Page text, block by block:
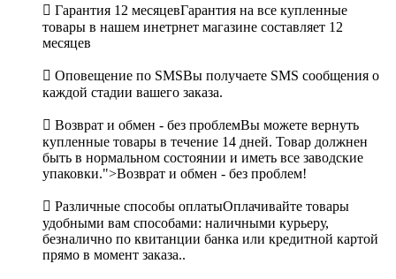
 Гарантия 12 месяцевГарантия на все купленные
товары в нашем инетрнет магазине составляет 12
месяцев
 Оповещение по SMSВы получаете SMS сообщения о
каждой стадии вашего заказа.
 Возврат и обмен - без проблемВы можете вернуть
купленные товары в течение 14 дней. Товар должнен
быть в нормальном состоянии и иметь все заводские
упаковки.">Возврат и обмен - без проблем!
 Различные способы оплатыОплачивайте товары
удобными вам способами: наличными курьеру,
безналично по квитанции банка или кредитной картой
прямо в момент заказа..